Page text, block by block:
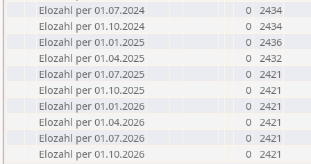
Elozahl per 01.07.2024
0 2434
Elozahl per 01.10.2024
0 2434
Elozahl per 01.01.2025
0 2436
Elozahl per 01.04.2025
0 2432
Elozahl per 01.07.2025
0 2421
Elozahl per 01.10.2025
0 2421
Elozahl per 01.01.2026
0 2421
Elozahl per 01.04.2026
0 2421
Elozahl per 01.07.2026
0 2421
Elozahl per 01.10.2026
0 2421